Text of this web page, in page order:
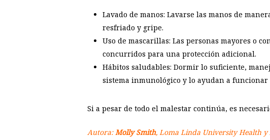
Lavado de manos: Lavarse las manos de
resfriado y gripe.
Uso de mascarillas: Las personas mayores o
concurridos para una protección adicional.
Hábitos saludables: Dormir lo suficiente,
sistema inmunológico y lo ayudan a funcionar
Si a pesar de todo el malestar continúa, es
Autora:Molly Smith, Loma Linda University Health y